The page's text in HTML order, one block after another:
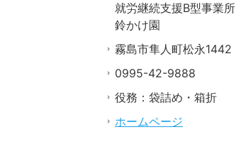
就労継続支援B型事業所
鈴かけ園
霧島市隼人町松永1442
0995-42-9888
役務：袋詰め・箱折
ホームページ